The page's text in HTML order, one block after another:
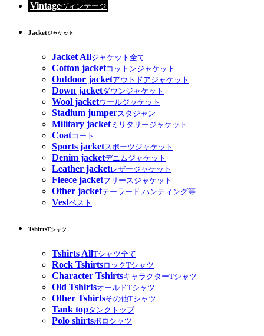
Vintageヴィンテージ
Jacketジャケット
Jacket Allジャケット全て
Cotton jacketコットンジャケット
Outdoor jacketアウトドアジャケット
Down jacketダウンジャケット
Wool jacketウールジャケット
Stadium jumperスタジャン
Military jacketミリタリージャケット
Coatコート
Sports jacketスポーツジャケット
Denim jacketデニムジャケット
Leather jacketレザージャケット
Fleece jacketフリースジャケット
Other jacketテーラード,ハンティング等
Vestベスト
TshirtsTシャツ
Tshirts AllTシャツ全て
Rock TshirtsロックTシャツ
Character TshirtsキャラクターTシャツ
Old TshirtsオールドTシャツ
Other Tshirtsその他Tシャツ
Tank topタンクトップ
Polo shirtsポロシャツ